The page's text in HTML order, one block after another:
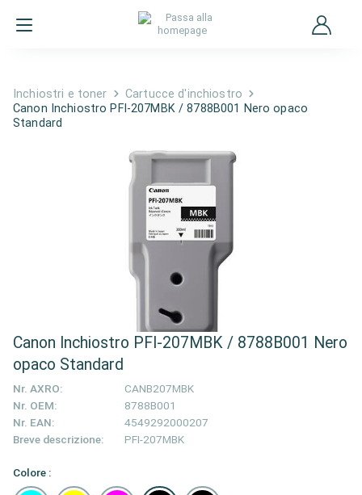
Inchiostri e toner
Cartucce d'inchiostro
Canon Inchiostro PFI-207MBK / 8788B001 Nero opaco
Standard
Canon Inchiostro PFI-207MBK / 8788B001 Nero
opaco Standard
Nr. AXRO:
CANB207MBK
Nr. OEM:
8788B001
Nr. EAN:
4549292000207
Breve descrizione:
PFI-207MBK
Colore :